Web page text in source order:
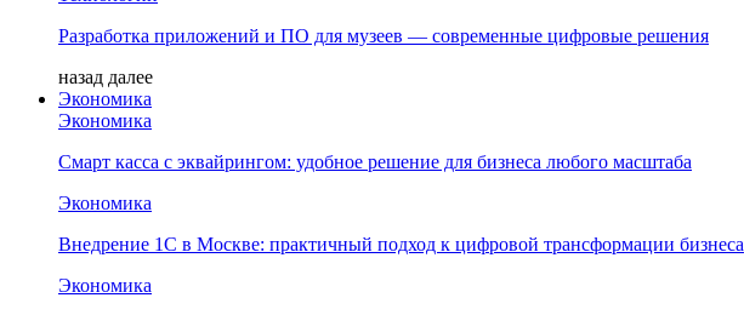
Разработка приложений и ПО для музеев — современные цифровые решения
назад далее
Экономика
Экономика
Смарт касса с эквайрингом: удобное решение для бизнеса любого масштаба
Экономика
Внедрение 1С в Москве: практичный подход к цифровой трансформации бизнеса
Экономика